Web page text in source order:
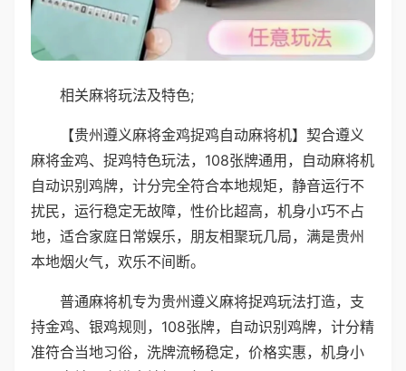
相关麻将玩法及特色;
【贵州遵义麻将金鸡捉鸡自动麻将机】契合遵义
麻将金鸡、捉鸡特色玩法，108张牌通用，自动麻将机
自动识别鸡牌，计分完全符合本地规矩，静音运行不
扰民，运行稳定无故障，性价比超高，机身小巧不占
地，适合家庭日常娱乐，朋友相聚玩几局，满是贵州
本地烟火气，欢乐不间断。
普通麻将机专为贵州遵义麻将捉鸡玩法打造，支
持金鸡、银鸡规则，108张牌，自动识别鸡牌，计分精
准符合当地习俗，洗牌流畅稳定，价格实惠，机身小